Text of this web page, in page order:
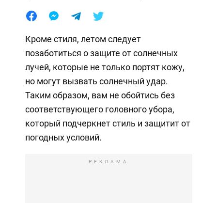
Кроме стиля, летом следует
позаботиться о защите от солнечных
лучей, которые не только портят кожу,
но могут вызвать солнечный удар.
Таким образом, вам не обойтись без
соответствующего головного убора,
который подчеркнет стиль и защитит от
погодных условий.
РЕКЛАМА